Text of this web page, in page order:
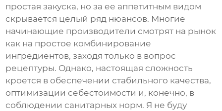
простая закуска, но за ее аппетитным видом
скрывается целый ряд нюансов. Многие
начинающие производители смотрят на рынок
как на простое комбинирование
ингредиентов, заходя только в вопрос
рецептуры. Однако, настоящая сложность
кроется в обеспечении стабильного качества,
оптимизации себестоимости и, конечно, в
соблюдении санитарных норм. Я не буду